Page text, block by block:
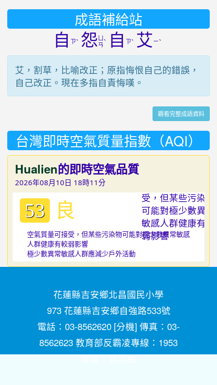
成語補給站
自 ㄗˋ 怨ㄩ
ㄢˋ 自 ㄗˋ 艾 ㄧˋ
艾，割草，比喻改正；原指悔恨自己的錯誤，
自己改正。現在多指自責悔嘆。
觀看完整成語資料
台灣即時空氣質量指數（AQI）
Hualien的即時空氣品質
2026年08月10日 18時11分
53 良
空氣質量可接受，但某些污染物可能對極少數異常敏感
人群健康有較弱影響
極少數異常敏感人群應減少戶外活動
花蓮縣吉安鄉北昌國民小學
973 花蓮縣吉安鄉自強路533號
電話：03-8562620 [分機] 傳真：03-
8562623 教育部反霸凌專線：1953
維護：資訊組